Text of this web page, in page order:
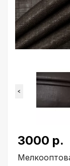
<
3000 р.